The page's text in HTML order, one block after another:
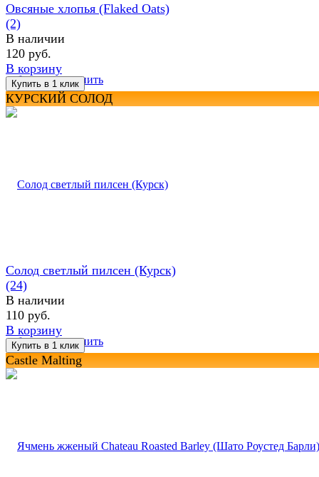
избранное сравнить
Овсяные хлопья (Flaked Oats)
(2)
В наличии
120 руб.
В корзину
КУРСКИЙ СОЛОД
избранное сравнить
Солод светлый пилсен (Курск)
(24)
В наличии
110 руб.
В корзину
Castle Malting